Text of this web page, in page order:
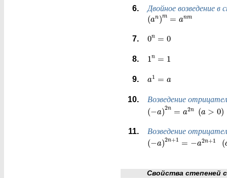
Двойное возведение в
(an )m = anm
0n = 0
1n = 1
a1 = a
Возведение
(−a)2n = a2n (a > 0)
Возведение
(−a)2n+1 = −a2n+1 (
Свойства степеней с